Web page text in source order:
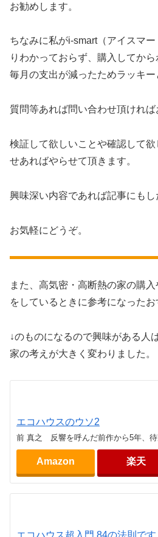
お勧めします。
ちなみに私がi-smart（アイスマ
りわかっておらず、購入してか
毎月の支出が減ったためラッキー
質問等あれば問い合わせ頂ければ
検証して欲しいことや確認して
せあればやらせて頂きます。
興味深い内容であれば記事にもし
お気軽にどうぞ。
また、高気密・高断熱の家の購
をしているときに参考になったお
↓のものになるので興味がある人
家の考えが大きく変わりました。
エコハウスのウソ2
前 真之 反響を呼んだ前作から5年、待
Amazon 楽天
エコハウス超入門 84の法則で